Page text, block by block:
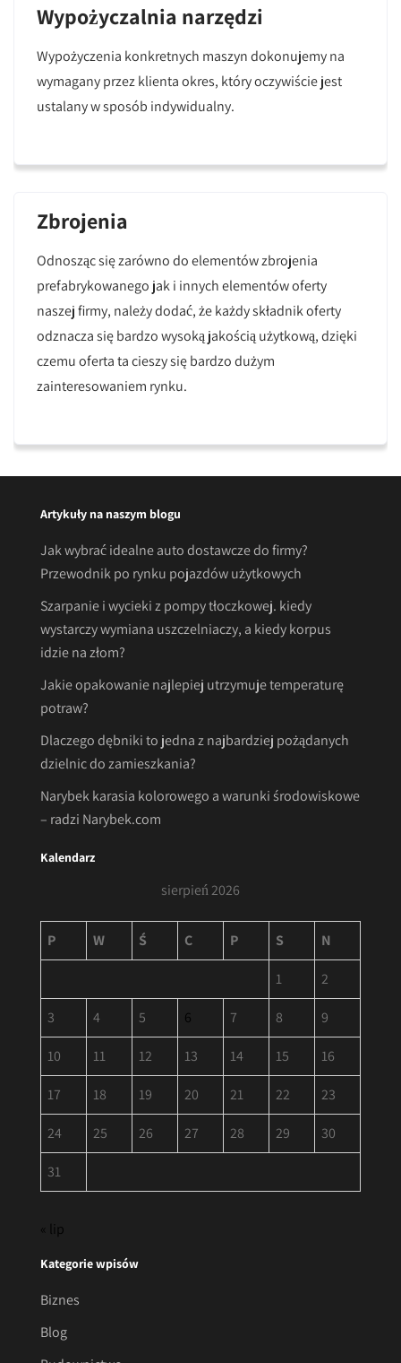
Wypożyczalnia narzędzi
Wypożyczenia konkretnych maszyn dokonujemy na
wymagany przez klienta okres, który oczywiście jest
ustalany w sposób indywidualny.
Zbrojenia
Odnosząc się zarówno do elementów zbrojenia
prefabrykowanego jak i innych elementów oferty
naszej firmy, należy dodać, że każdy składnik oferty
odznacza się bardzo wysoką jakością użytkową, dzięki
czemu oferta ta cieszy się bardzo dużym
zainteresowaniem rynku.
Artykuły na naszym blogu
Jak wybrać idealne auto dostawcze do firmy?
Przewodnik po rynku pojazdów użytkowych
Szarpanie i wycieki z pompy tłoczkowej. kiedy
wystarczy wymiana uszczelniaczy, a kiedy korpus
idzie na złom?
Jakie opakowanie najlepiej utrzymuje temperaturę
potraw?
Dlaczego dębniki to jedna z najbardziej pożądanych
dzielnic do zamieszkania?
Narybek karasia kolorowego a warunki środowiskowe
– radzi Narybek.com
Kalendarz
sierpień 2026
P W Ś C P S N
1 2
3 4 5 6 7 8 9
10 11 12 13 14 15 16
17 18 19 20 21 22 23
24 25 26 27 28 29 30
31
« lip
Kategorie wpisów
Biznes
Blog